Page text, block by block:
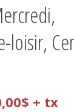
loisir,
$ Plage
+ tx